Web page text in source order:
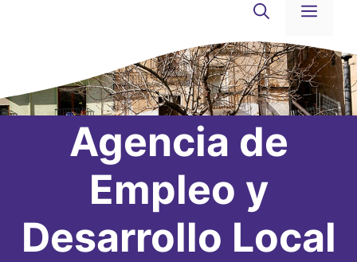
Agencia de
Empleo y
Desarrollo Local